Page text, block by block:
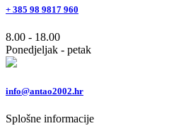
+ 385 98 9817 960
8.00 - 18.00
Ponedjeljak - petak
info@antao2002.hr
Splošne informacije